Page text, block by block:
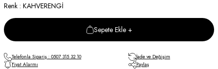
Renk : KAHVERENGİ
Sepete Ekle +
Telefonla Sipariş : 0507 315 32 10
İade ve Değişim
Fiyat Alarmı
Paylaş